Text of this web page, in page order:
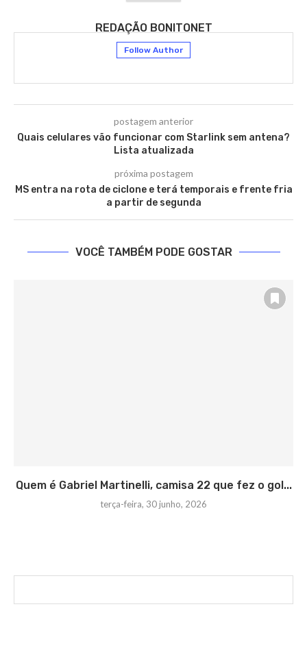
REDAÇÃO BONITONET
Follow Author
postagem anterior
Quais celulares vão funcionar com Starlink sem antena?
Lista atualizada
próxima postagem
MS entra na rota de ciclone e terá temporais e frente fria
a partir de segunda
VOCÊ TAMBÉM PODE GOSTAR
Quem é Gabriel Martinelli, camisa 22 que fez o gol...
terça-feira, 30 junho, 2026